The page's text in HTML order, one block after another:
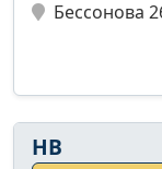
Бессонова
НВ